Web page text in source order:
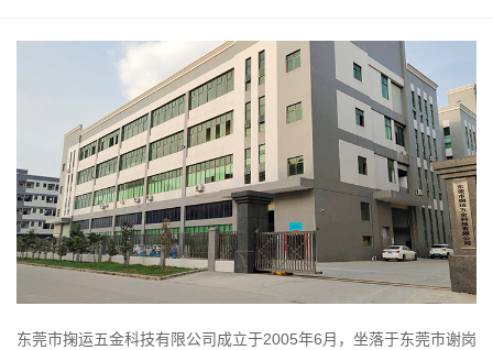
东莞市掬运五金科技有限公司成立于2005年6月，坐落于东莞市谢岗